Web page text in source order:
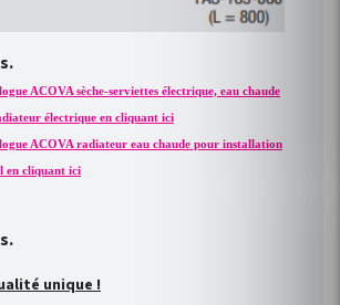
ACOVA sèche-serviettes électrique, eau chaude
électrique en cliquant ici
ACOVA radiateur eau chaude pour installation
en cliquant ici
unique !